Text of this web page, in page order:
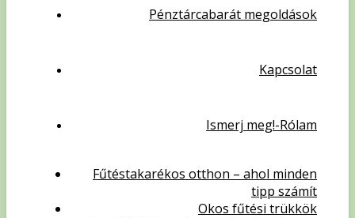
Pénztárcabarát megoldások
Kapcsolat
Ismerj meg!-Rólam
Fűtéstakarékos otthon – ahol minden
tipp számít
Okos fűtési trükkök